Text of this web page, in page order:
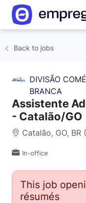
Back to jobs
DIVISÃO
BRANCA
Assistente
- Catalão/GO
Catalão, GO, BR
In-office
This job
résumés